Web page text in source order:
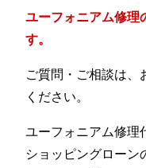
ユーフォニアム修理
す。
ご質問・ご相談は、
ください。
ユーフォニアム修理
ショッピングローン